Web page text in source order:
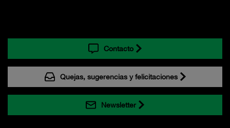
Contacto
Quejas, sugerencias y felicitaciones
Newsletter